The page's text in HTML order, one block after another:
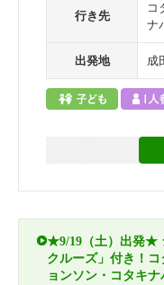
行き先
コ
ナ
出発地 成
★9/19（土）出発★
クルーズ」付き！
ョンソン・コタキナ